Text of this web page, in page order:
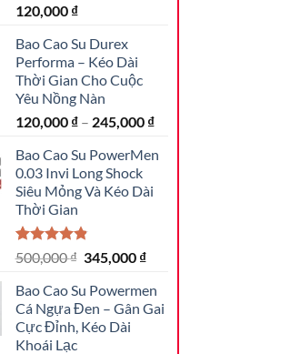
4.63 trên
5 dựa trên
16
đánh giá
120,000 ₫
Bao Cao Su Durex
Performa – Kéo Dài
Thời Gian Cho Cuộc
Yêu Nồng Nàn
120,000 ₫– 245,000 ₫
Bao Cao Su PowerMen
0.03 Invi Long Shock
Siêu Mỏng Và Kéo Dài
Thời Gian
4.85trên 5
dựa trên
20
đánh giá
500,000₫ Giá
là:
500,000 ₫.
345,000 ₫Giá
tại
là:
Bao Cao Su Powermen
Cá Ngựa Đen – Gân Gai
Cực Đỉnh, Kéo Dài
Khoái Lạc